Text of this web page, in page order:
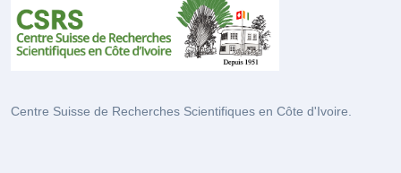
Centre Suisse de Recherches Scientifiques en Côte d'Ivoire.